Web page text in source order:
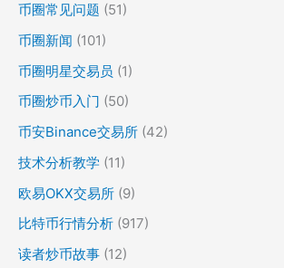
币圈常见问题 (51)
币圈新闻 (101)
币圈明星交易员 (1)
币圈炒币入门 (50)
币安Binance交易所 (42)
技术分析教学 (11)
欧易OKX交易所 (9)
比特币行情分析 (917)
读者炒币故事 (12)